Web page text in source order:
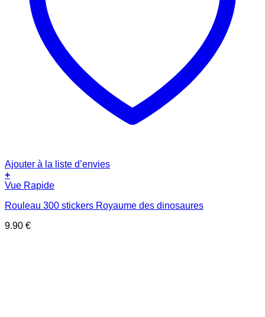
Ajouter à la liste d’envies
+
Vue Rapide
Rouleau 300 stickers Royaume des dinosaures
9.90 €